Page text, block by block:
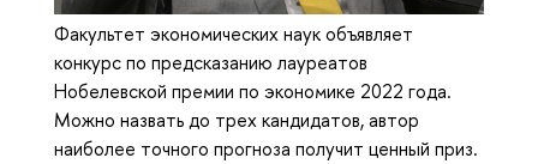
Факультет экономических наук объявляет
конкурс по предсказанию лауреатов
Нобелевской премии по экономике 2022 года.
Можно назвать до трех кандидатов, автор
наиболее точного прогноза получит ценный приз.